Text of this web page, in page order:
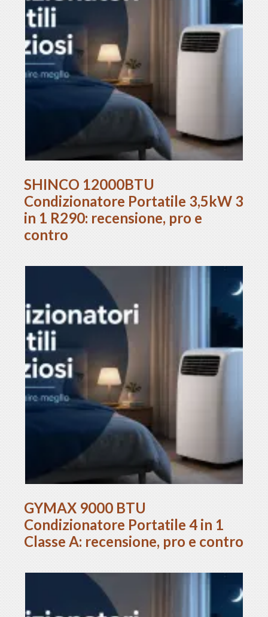
SHINCO 12000BTU
Condizionatore Portatile 3,5kW 3
in 1 R290: recensione, pro e
contro
GYMAX 9000 BTU
Condizionatore Portatile 4 in 1
Classe A: recensione, pro e contro